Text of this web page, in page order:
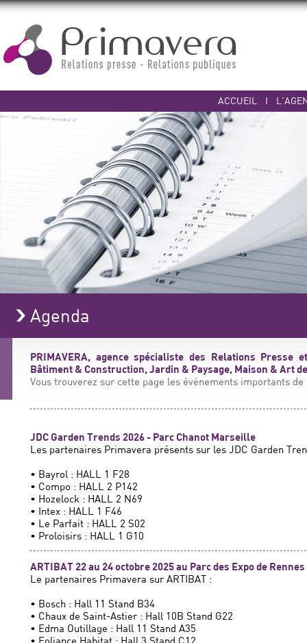
ACCUEIL I
Agenda
PRIMAVERA, agence spécialiste des Relations Presse
Bâtiment & Construction, Jardin & Paysage, Maison & Art
Vous trouverez sur cette page les événements importants
JDC Garden Trends 2026 - Parc Chanot Marseille
Les partenaires Primavera présents sur les JDC Garden
• Bayrol : HALL 1 F28
• Compo : HALL 2 P142
• Hozelock : HALL 2 N69
• Intex : HALL 1 F46
• Le Parfait : HALL 2 S02
• Proloisirs : HALL 1 G10
ARTIBAT 22 au 24 octobre 2025 au Parc des Expo de Rennes
Le partenaires Primavera sur ARTIBAT :
• Bosch : Hall 11 Stand B34
• Chaux de Saint-Astier : Hall 10B Stand G22
• Edma Outillage : Hall 11 Stand A35
• Eoliance Habitat : Hall 3 Stand C12